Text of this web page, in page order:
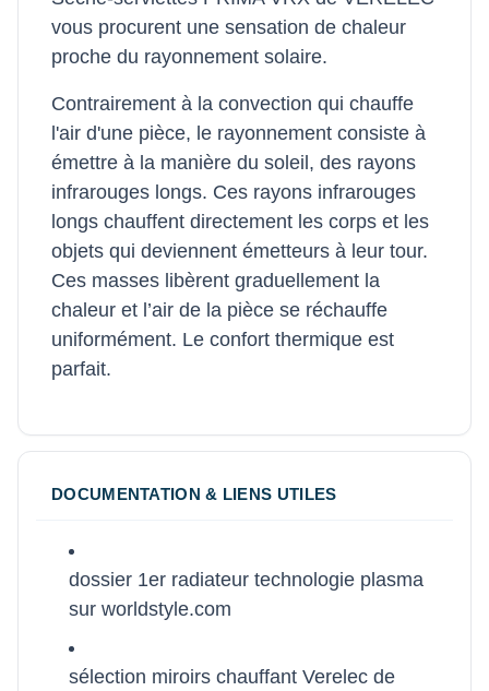
vous procurent une sensation de chaleur
proche du rayonnement solaire.
Contrairement à la convection qui chauffe
l'air d'une pièce, le rayonnement consiste à
émettre à la manière du soleil, des rayons
infrarouges longs. Ces rayons infrarouges
longs chauffent directement les corps et les
objets qui deviennent émetteurs à leur tour.
Ces masses libèrent graduellement la
chaleur et l’air de la pièce se réchauffe
uniformément. Le confort thermique est
parfait.
DOCUMENTATION & LIENS UTILES
dossier 1er radiateur technologie plasma
sur worldstyle.com
sélection miroirs chauffant Verelec de